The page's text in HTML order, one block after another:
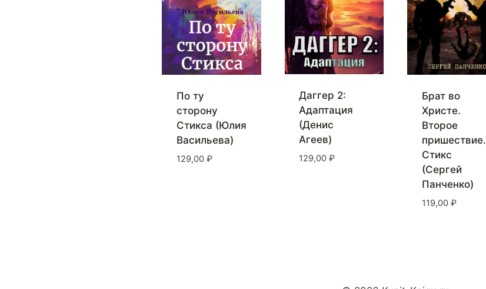
По ту
сторону
Стикса (Юлия
Васильева)
129,00 ₽
Даггер 2:
Адаптация
(Денис
Агеев)
129,00 ₽
Брат во
Христе.
Второе
пришествие.
Стикс
(Сергей
Панченко)
119,00 ₽